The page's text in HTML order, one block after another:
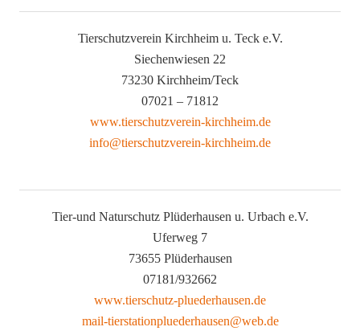
Tierschutzverein Kirchheim u. Teck e.V.
Siechenwiesen 22
73230 Kirchheim/Teck
07021 – 71812
www.tierschutzverein-kirchheim.de
info@tierschutzverein-kirchheim.de
Tier-und Naturschutz Plüderhausen u. Urbach e.V.
Uferweg 7
73655 Plüderhausen
07181/932662
www.tierschutz-pluederhausen.de
mail-tierstationpluederhausen@web.de